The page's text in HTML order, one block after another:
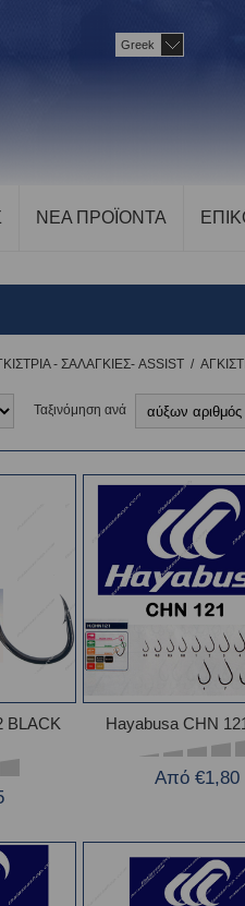
Greek
ΝΕΑ ΠΡΟΪΟΝΤΑ
- ΣΑΛΑΓΚΙΕΣ- ASSIST /
Ταξινόμηση ανά
BLACK
Hayabusa CHN
Από €1,80